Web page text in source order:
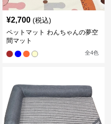
¥2,700 (税込)
ペットマット わんちゃんの夢空
間マット
全4色